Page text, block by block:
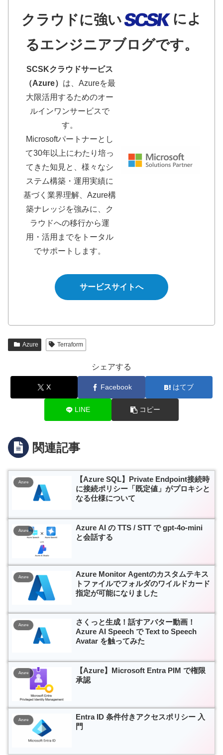
クラウドに強い
によ
るエンジニアブログです。
SCSKクラウドサービス
（Azure） は、Azureを最
大限活用するためのオー
ルインワンサービスで
す。
Microsoftパートナーとし
て30年以上にわたり培っ
てきた知見と、様々なシ
ステム構築・運用実績に
基づく業界理解、Azure構
築ナレッジを強みに、ク
ラウドへの移行から運
用・活用までをトータル
でサポートします。
サービスサイトへ
Azure Terraform
シェアする
X Facebook はてブ
LINE コピー
関連記事
Azure
【Azure SQL】Private Endpoint接続時
に接続ポリシー「既定値」がプロキシと
なる仕様について
Azure
Azure AI の TTS / STT で gpt-4o-mini
と会話する
Azure
Azure Monitor Agentのカスタムテキス
トファイルでフォルダのワイルドカード
指定が可能になりました
Azure
さくっと生成！話すアバター動画！
Azure AI Speech で Text to Speech
Avatar を触ってみた
Azure
【Azure】Microsoft Entra PIM で権限
承認
Azure
Entra ID 条件付きアクセスポリシー 入
門